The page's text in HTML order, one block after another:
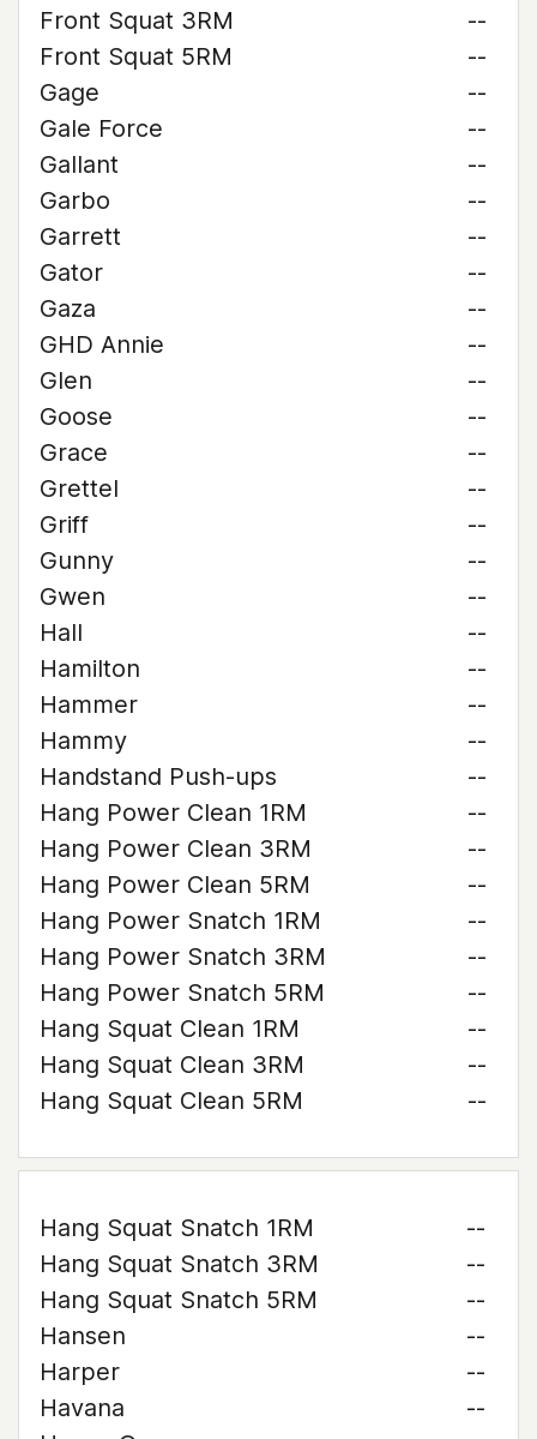
Front Squat 3RM
--
Front Squat 5RM
--
Gage
--
Gale Force
--
Gallant
--
Garbo
--
Garrett
--
Gator
--
Gaza
--
GHD Annie
--
Glen
--
Goose
--
Grace
--
Grettel
--
Griff
--
Gunny
--
Gwen
--
Hall
--
Hamilton
--
Hammer
--
Hammy
--
Handstand Push-ups
--
Hang Power Clean 1RM
--
Hang Power Clean 3RM
--
Hang Power Clean 5RM
--
Hang Power Snatch 1RM
--
Hang Power Snatch 3RM
--
Hang Power Snatch 5RM
--
Hang Squat Clean 1RM
--
Hang Squat Clean 3RM
--
Hang Squat Clean 5RM
--
Hang Squat Snatch 1RM
--
Hang Squat Snatch 3RM
--
Hang Squat Snatch 5RM
--
Hansen
--
Harper
--
Havana
--